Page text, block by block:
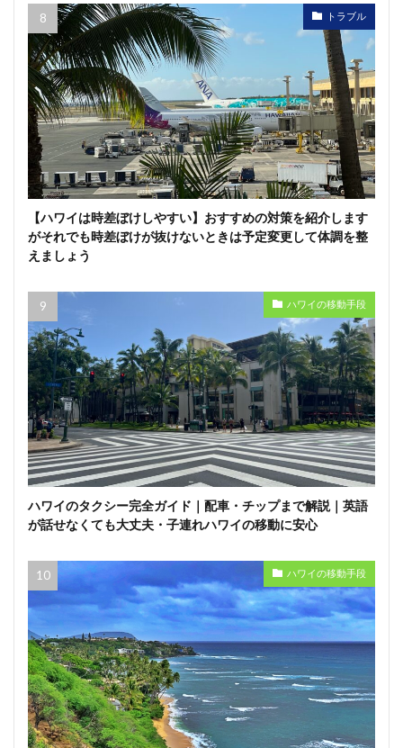
トラブル
【ハワイは時差ぼけしやすい】おすすめの対策を紹介します
がそれでも時差ぼけが抜けないときは予定変更して体調を整
えましょう
ハワイの移動手段
ハワイのタクシー完全ガイド｜配車・チップまで解説｜英語
が話せなくても大丈夫・子連れハワイの移動に安心
ハワイの移動手段